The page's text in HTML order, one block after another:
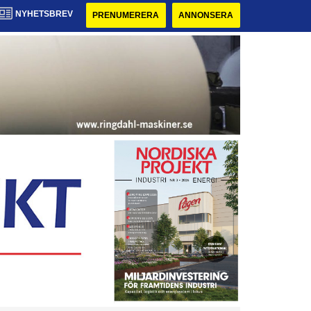
NYHETSBREV PRENUMERERA ANNONSERA